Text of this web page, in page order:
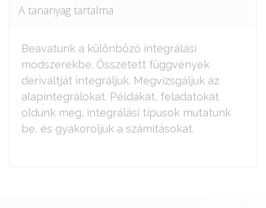
A tananyag tartalma
Beavatunk a különböző integrálási
módszerekbe. Összetett függvények
deriváltját integráljuk. Megvizsgáljuk az
alapintegrálokat. Példákat, feladatokat
oldunk meg, integrálási típusok mutatunk
be, és gyakoroljuk a számításokat.